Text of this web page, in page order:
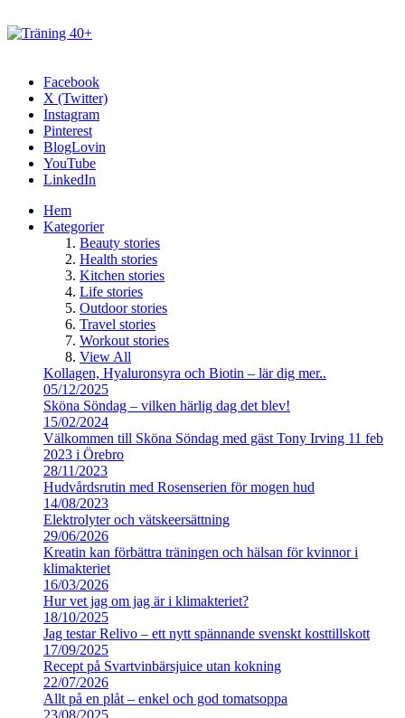
Facebook
X (Twitter)
Instagram
Pinterest
BlogLovin
YouTube
LinkedIn
Hem
Kategorier
Beauty stories
Health stories
Kitchen stories
Life stories
Outdoor stories
Travel stories
Workout stories
View All
Kollagen, Hyaluronsyra och Biotin – lär dig mer..
05/12/2025
Sköna Söndag – vilken härlig dag det blev!
15/02/2024
Välkommen till Sköna Söndag med gäst Tony Irving 11 feb
2023 i Örebro
28/11/2023
Hudvårdsrutin med Rosenserien för mogen hud
14/08/2023
Elektrolyter och vätskeersättning
29/06/2026
Kreatin kan förbättra träningen och hälsan för kvinnor i
klimakteriet
16/03/2026
Hur vet jag om jag är i klimakteriet?
18/10/2025
Jag testar Relivo – ett nytt spännande svenskt kosttillskott
17/09/2025
Recept på Svartvinbärsjuice utan kokning
22/07/2026
Allt på en plåt – enkel och god tomatsoppa
23/08/2025